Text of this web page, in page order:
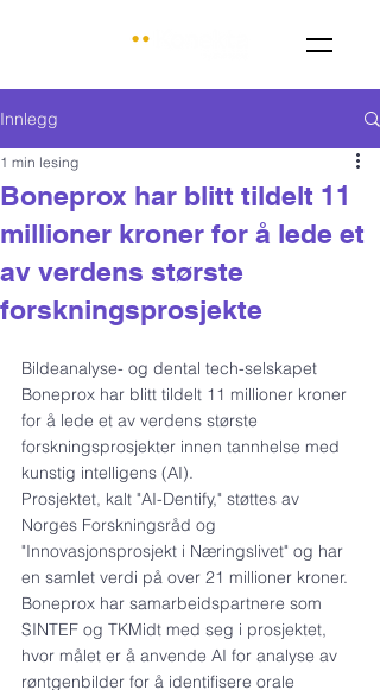
Innlegg
Boneprox har blitt tildelt 11
millioner kroner for å lede et
av verdens største
forskningsprosjekte
1 min lesing
Bildeanalyse- og dental tech-selskapet
Boneprox har blitt tildelt 11 millioner kroner
for å lede et av verdens største
forskningsprosjekter innen tannhelse med
kunstig intelligens (AI).
Prosjektet, kalt "AI-Dentify," støttes av
Norges Forskningsråd og
"Innovasjonsprosjekt i Næringslivet" og har
en samlet verdi på over 21 millioner kroner.
Boneprox har samarbeidspartnere som
SINTEF og TKMidt med seg i prosjektet,
hvor målet er å anvende AI for analyse av
røntgenbilder for å identifisere orale